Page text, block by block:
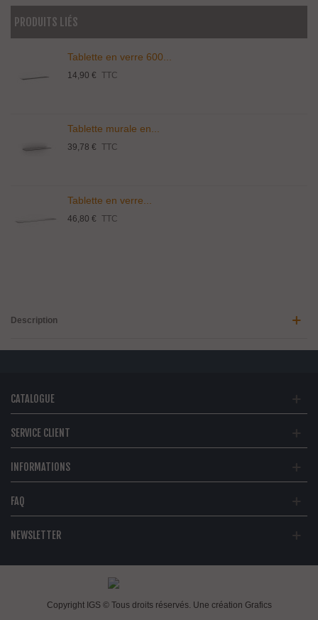
PRODUITS LIÉS
Tablette en verre 600...
14,90 € TTC
Tablette murale en...
39,78 € TTC
Tablette en verre...
46,80 € TTC
Description
CATALOGUE
SERVICE CLIENT
INFORMATIONS
FAQ
NEWSLETTER
Copyright IGS © Tous droits réservés. Une création Grafics